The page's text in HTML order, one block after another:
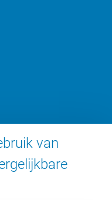
van